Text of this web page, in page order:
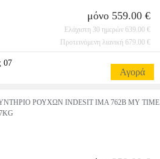
μόνο 559.00 €
Ελάχιστη 30 ημερών 639.00 €
Προτεινόμενη λιανική 679.00 €
07
Αγορά
ΡΟΥΧΩΝ INDESIT IMA 762B MY TIME